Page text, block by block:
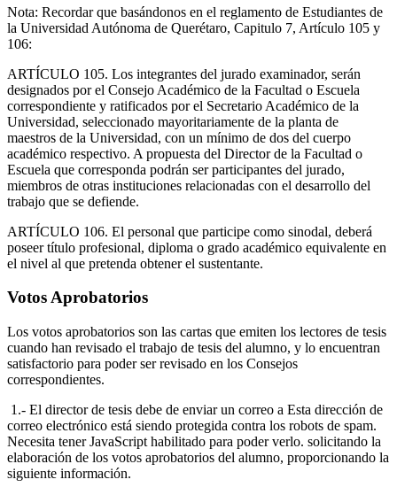
Nota: Recordar que basándonos en el reglamento de Estudiantes de
la Universidad Autónoma de Querétaro, Capitulo 7, Artículo 105 y
106:
ARTÍCULO 105. Los integrantes del jurado examinador, serán
designados por el Consejo Académico de la Facultad o Escuela
correspondiente y ratificados por el Secretario Académico de la
Universidad, seleccionado mayoritariamente de la planta de
maestros de la Universidad, con un mínimo de dos del cuerpo
académico respectivo. A propuesta del Director de la Facultad o
Escuela que corresponda podrán ser participantes del jurado,
miembros de otras instituciones relacionadas con el desarrollo del
trabajo que se defiende.
ARTÍCULO 106. El personal que participe como sinodal, deberá
poseer título profesional, diploma o grado académico equivalente en
el nivel al que pretenda obtener el sustentante.
Votos Aprobatorios
Los votos aprobatorios son las cartas que emiten los lectores de tesis
cuando han revisado el trabajo de tesis del alumno, y lo encuentran
satisfactorio para poder ser revisado en los Consejos
correspondientes.
1.- El director de tesis debe de enviar un correo a Esta dirección de
correo electrónico está siendo protegida contra los robots de spam.
Necesita tener JavaScript habilitado para poder verlo. solicitando la
elaboración de los votos aprobatorios del alumno, proporcionando la
siguiente información.